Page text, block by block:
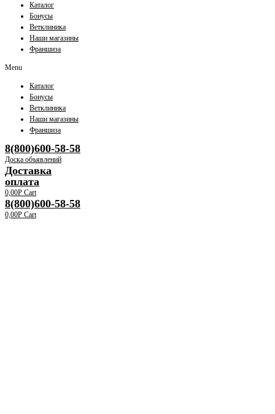
Каталог
Бонусы
Ветклиника
Наши магазины
Франшиза
Menu
Каталог
Бонусы
Ветклиника
Наши магазины
Франшиза
8(800)600-58-58
Доска объявлений
Доставка
оплата
0,00Р Cart
8(800)600-58-58
0,00Р Cart